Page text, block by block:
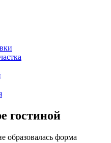
гостиной
образовалась форма